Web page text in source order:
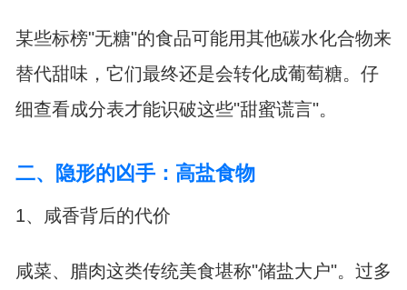
某些标榜"无糖"的食品可能用其他碳水化合物来
替代甜味，它们最终还是会转化成葡萄糖。仔
细查看成分表才能识破这些"甜蜜谎言"。
二、隐形的凶手：高盐食物
1、咸香背后的代价
咸菜、腊肉这类传统美食堪称"储盐大户"。过多